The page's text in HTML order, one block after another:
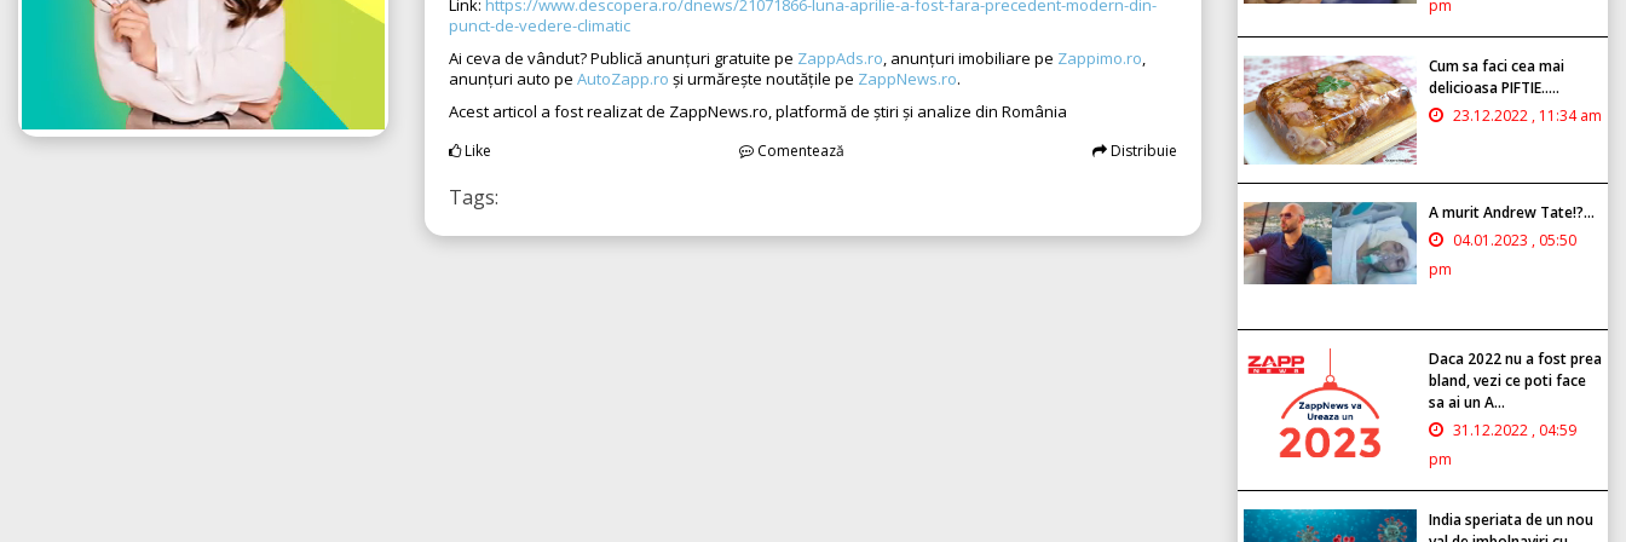
Link: https://www.descopera.ro/dnews/21071866-luna-aprilie-a-fost-fara-precedent-modern-din-
punct-de-vedere-climatic
Ai ceva de vândut? Publică anunțuri gratuite pe ZappAds.ro, anunțuri imobiliare pe Zappimo.ro,
anunțuri auto pe AutoZapp.ro și urmărește noutățile pe ZappNews.ro.
Acest articol a fost realizat de ZappNews.ro, platformă de știri și analize din România
Like Comentează Distribuie
Tags:
pm
Cum sa faci cea mai
delicioasa PIFTIE.....
23.12.2022 , 11:34 am
A murit Andrew Tate!?...
04.01.2023 , 05:50
pm
Daca 2022 nu a fost prea
bland, vezi ce poti face
sa ai un A...
31.12.2022 , 04:59
pm
India speriata de un nou